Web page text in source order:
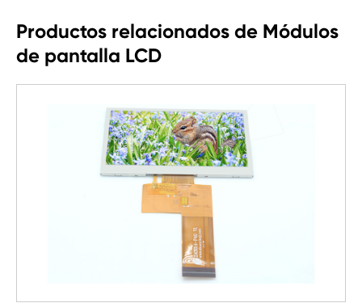
Productos relacionados de Módulos
de pantalla LCD